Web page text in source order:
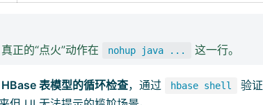
正的“点火”动作在
nohup java ... 这一行。
表模型的循环检查，通过 hbase shell 验证